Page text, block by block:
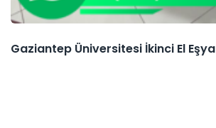
Gaziantep Üniversitesi İkinci El Eşya